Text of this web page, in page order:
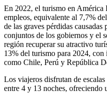
En 2022, el turismo en América
empleos, equivalente al 7,7%
de las graves pérdidas
conjuntos de los gobiernos y el
región recuperar su atractivo
13% del turismo para 2024, con
como Chile, Perú y República
Los viajeros disfrutan de
entre 4 y 13 noches, ofreciendo